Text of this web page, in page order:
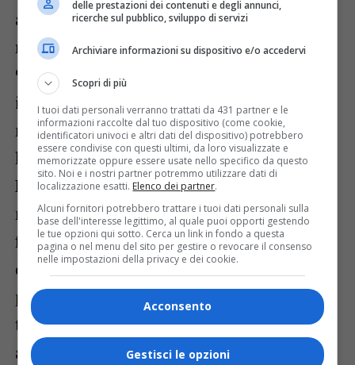
a spinta”. Complessivamente Autovie ha
realizzato 49 chilometri di terza corsia, sui
95 previsti dal progetto iniziale
investendo più di 800 milioni di euro. “Il
nostro impegno è quello di completare
l’opera nei tempi prestabiliti – conclude
Paniz -. Nonostante nell’ultimo anno e
mezzo l’emergenza sanitaria abbia creato
forti ripercussioni sotto il profilo
organizzativo dei cantieri e inciso dal
punto di vista del fatturato per il calo del
traffico e conseguentemente dei pedaggi
abbiamo lavorato a testa bassa e
delle prestazioni dei contenuti e degli annunci,
ricerche sul pubblico, sviluppo di servizi
Archiviare informazioni su dispositivo e/o accedervi
Scopri di più
I tuoi dati personali verranno trattati da 431 partner e le
informazioni raccolte dal tuo dispositivo (come cookie,
identificatori univoci e altri dati del dispositivo) potrebbero
essere condivise con questi ultimi, da loro visualizzate e
memorizzate oppure essere usate nello specifico da questo
sito. Noi e i nostri partner potremmo utilizzare dati di
localizzazione esatti. Elenco dei partner.
Alcuni fornitori potrebbero trattare i tuoi dati personali sulla
base dell'interesse legittimo, al quale puoi opporti gestendo
le tue opzioni qui sotto. Cerca un link in fondo a questa
pagina o nel menu del sito per gestire o revocare il consenso
nelle impostazioni della privacy e dei cookie.
Acconsento
Gestisci le opzioni